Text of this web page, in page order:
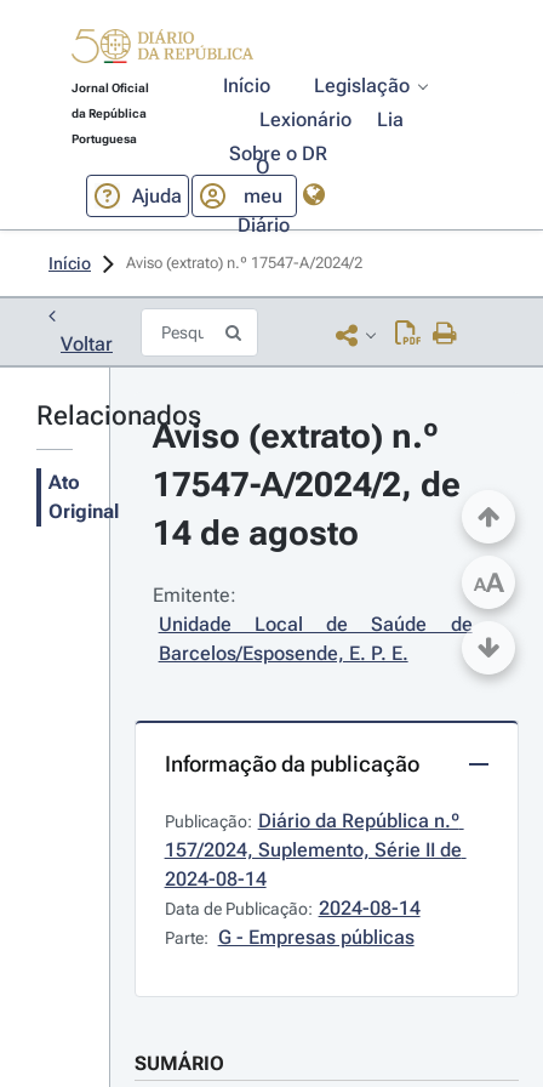
Jornal Oficial
da República
Portuguesa
Início
Legislação
Lexionário
Lia
Sobre o DR
Ajuda
O
meu
Diário
Início Aviso (extrato) n.º 17547-A/2024/2
Voltar
Relacionados
Ato
Original
Aviso (extrato) n.º
17547-A/2024/2, de
14 de agosto
Emitente:
Unidade Local de Saúde de
Barcelos/Esposende, E. P. E.
Informação da publicação
Publicação: Diário da República n.º
157/2024, Suplemento, Série II de
2024-08-14
Data de Publicação: 2024-08-14
Parte: G - Empresas públicas
SUMÁRIO
AA